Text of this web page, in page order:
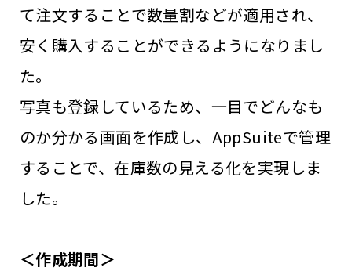
て注文することで数量割などが適用され、
安く購入することができるようになりまし
た。
写真も登録しているため、一目でどんなも
のか分かる画面を作成し、AppSuiteで管理
することで、在庫数の見える化を実現しま
した。
＜作成期間＞